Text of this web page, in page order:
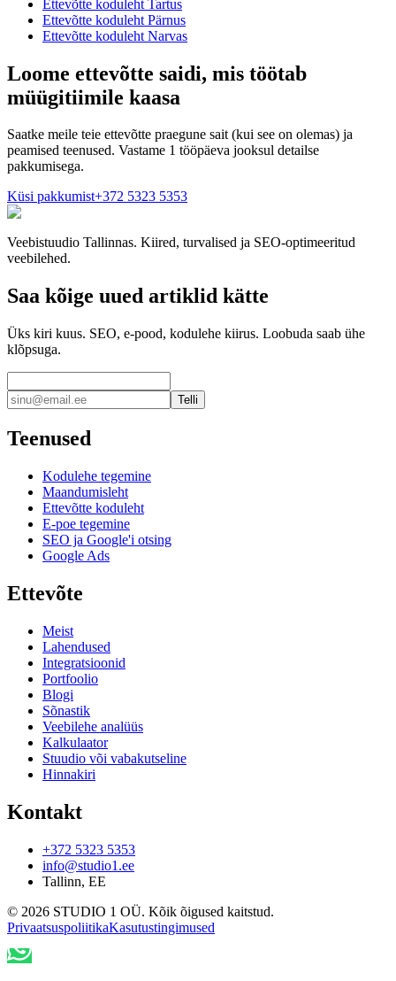
Ettevõtte koduleht Tartus
Ettevõtte koduleht Pärnus
Ettevõtte koduleht Narvas
Loome ettevõtte saidi, mis töötab
müügitiimile kaasa
Saatke meile teie ettevõtte praegune sait (kui see on olemas) ja
peamised teenused. Vastame 1 tööpäeva jooksul detailse
pakkumisega.
Küsi pakkumist+372 5323 5353
Veebistuudio Tallinnas. Kiired, turvalised ja SEO-optimeeritud
veebilehed.
Saa kõige uued artiklid kätte
Üks kiri kuus. SEO, e-pood, kodulehe kiirus. Loobuda saab ühe
klõpsuga.
Telli
Teenused
Kodulehe tegemine
Maandumisleht
Ettevõtte koduleht
E-poe tegemine
SEO ja Google'i otsing
Google Ads
Ettevõte
Meist
Lahendused
Integratsioonid
Portfoolio
Blogi
Sõnastik
Veebilehe analüüs
Kalkulaator
Stuudio või vabakutseline
Hinnakiri
Kontakt
+372 5323 5353
info@studio1.ee
Tallinn, EE
© 2026 STUDIO 1 OÜ. Kõik õigused kaitstud.
PrivaatsuspoliitikaKasutustingimused